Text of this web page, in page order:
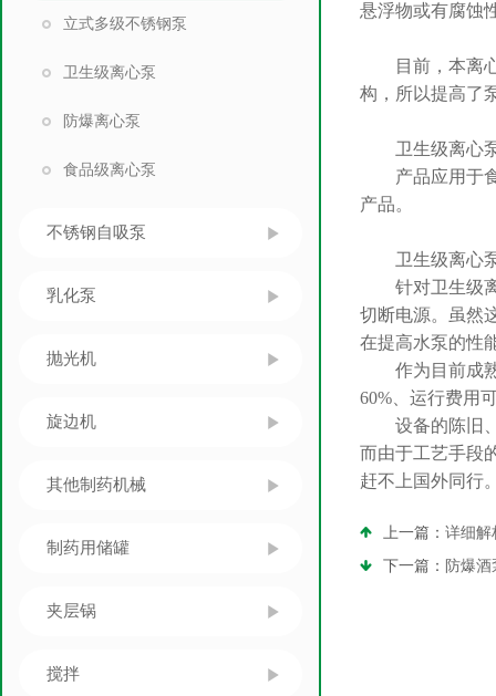
立式多级不锈钢泵
卫生级离心泵
防爆离心泵
食品级离心泵
不锈钢自吸泵
乳化泵
抛光机
旋边机
其他制药机械
制药用储罐
夹层锅
搅拌
悬浮物或有腐蚀
目前，本离心
构，所以提高了
卫生级离心泵
产品应用于食
产品。
卫生级离心泵
针对卫生级离
切断电源。虽然
在提高水泵的性
作为目前成熟
60%、运行费用
设备的陈旧、
而由于工艺手段
赶不上国外同行
上一篇： 详细解
下一篇： 防爆